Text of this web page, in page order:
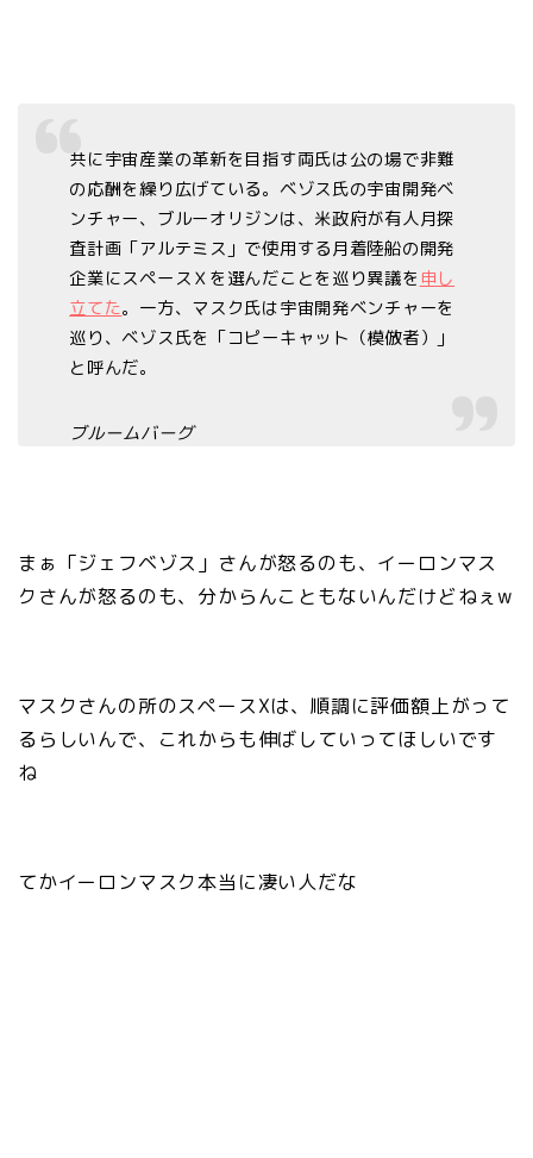
共に宇宙産業の革新を目指す両氏は公の場で非難
の応酬を繰り広げている。ベゾス氏の宇宙開発ベ
ンチャー、ブルーオリジンは、米政府が有人月探
査計画「アルテミス」で使用する月着陸船の開発
企業にスペースＸを選んだことを巡り異議を 申し
立てた。一方、マスク氏は宇宙開発ベンチャーを
巡り、ベゾス氏を「コピーキャット（模倣者）」
と呼んだ。
ブルームバーグ
まぁ「ジェフベゾス」さんが怒るのも、イーロンマス
クさんが怒るのも、分からんこともないんだけどねぇw
マスクさんの所のスペースXは、順調に評価額上がって
るらしいんで、これからも伸ばしていってほしいです
ね
てかイーロンマスク本当に凄い人だな